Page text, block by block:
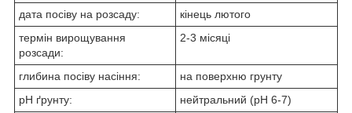
дата посіву на розсаду:
кінець лютого
термін вирощування
розсади:
2-3 місяці
глибина посіву насіння:
на поверхню грунту
pH ґрунту:
нейтральний (pH 6-7)